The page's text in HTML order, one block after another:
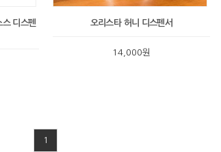
스 디스펜
오리스타 허니 디스펜서
14,000원
1